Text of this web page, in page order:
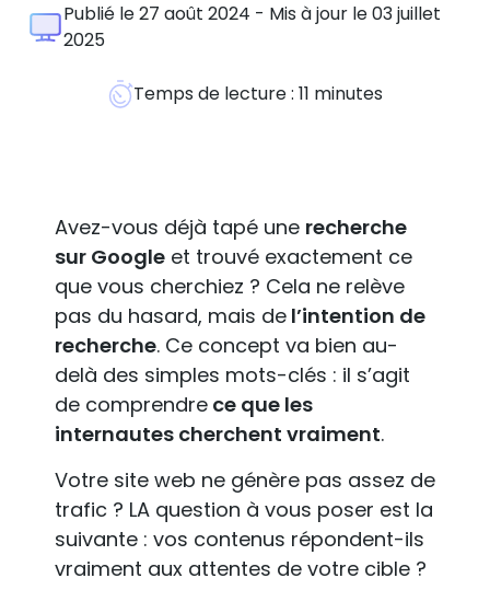
Publié le 27 août 2024 - Mis à jour le 03 juillet
2025
Temps de lecture : 11 minutes
Avez-vous déjà tapé une recherche
sur Google et trouvé exactement ce
que vous cherchiez ? Cela ne relève
pas du hasard, mais de l’intention de
recherche. Ce concept va bien au-
delà des simples mots-clés : il s’agit
de comprendre ce que les
internautes cherchent vraiment.
Votre site web ne génère pas assez de
trafic ? LA question à vous poser est la
suivante : vos contenus répondent-ils
vraiment aux attentes de votre cible ?